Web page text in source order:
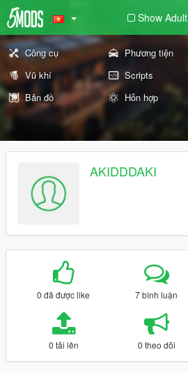
Show Adult
Công cụ Phương tiện
Vũ khí
Scripts
Bản đồ
Hỗn hợp
AKIDDDAKI
0 đã được like 7 bình luận
0 tải lên 0 theo dõi